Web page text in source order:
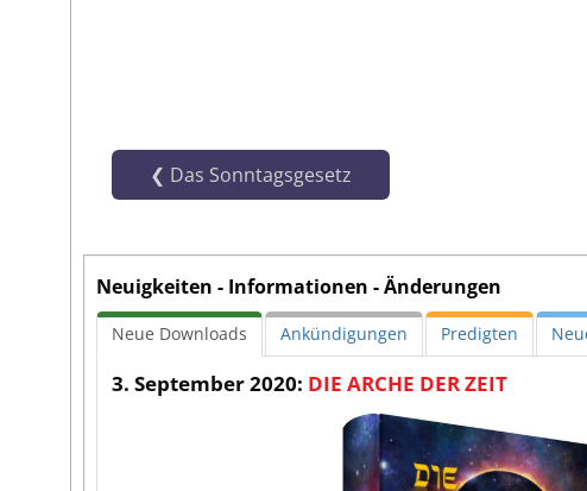
Das Sonntags­gesetz
Neuigkeiten - Informationen - Änderungen
Neue Downloads Ankündigungen Predigten
3. September 2020: DIE ARCHE DER ZEIT